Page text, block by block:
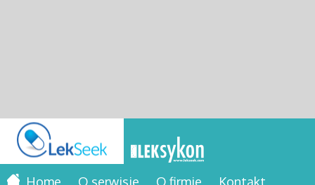
Home O serwisie O firmie Kontakt